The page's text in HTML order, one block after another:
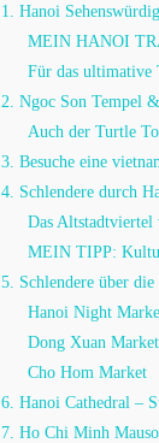
1. Hanoi
MEIN HANOI
Für das ultimative
2. Ngoc Son Tempel
Auch der Turtle
3. Besuche eine
4. Schlendere durch
Das Altstadtviertel
MEIN TIPP:
5. Schlendere über
Hanoi Night
Dong Xuan Market
Cho Hom Market
6. Hanoi Cathedral –
7. Ho Chi Minh